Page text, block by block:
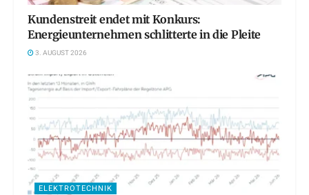
Kundenstreit endet mit Konkurs:
Energieunternehmen schlitterte in die Pleite
3. AUGUST 2026
ELEKTROTECHNIK